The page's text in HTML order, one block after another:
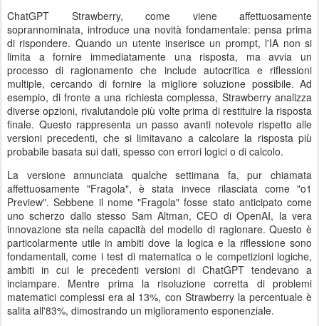
ChatGPT Strawberry, come viene affettuosamente
soprannominata, introduce una novità fondamentale: pensa prima
di rispondere. Quando un utente inserisce un prompt, l'IA non si
limita a fornire immediatamente una risposta, ma avvia un
processo di ragionamento che include autocritica e riflessioni
multiple, cercando di fornire la migliore soluzione possibile. Ad
esempio, di fronte a una richiesta complessa, Strawberry analizza
diverse opzioni, rivalutandole più volte prima di restituire la risposta
finale. Questo rappresenta un passo avanti notevole rispetto alle
versioni precedenti, che si limitavano a calcolare la risposta più
probabile basata sui dati, spesso con errori logici o di calcolo.
La versione annunciata qualche settimana fa, pur chiamata
affettuosamente "Fragola", è stata invece rilasciata come "o1
Preview". Sebbene il nome "Fragola" fosse stato anticipato come
uno scherzo dallo stesso Sam Altman, CEO di OpenAI, la vera
innovazione sta nella capacità del modello di ragionare. Questo è
particolarmente utile in ambiti dove la logica e la riflessione sono
fondamentali, come i test di matematica o le competizioni logiche,
ambiti in cui le precedenti versioni di ChatGPT tendevano a
inciampare. Mentre prima la risoluzione corretta di problemi
matematici complessi era al 13%, con Strawberry la percentuale è
salita all'83%, dimostrando un miglioramento esponenziale.